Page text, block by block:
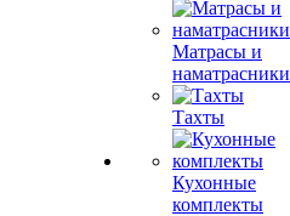
Матрасы и
наматрасники
Тахты
Кухонные
комплекты